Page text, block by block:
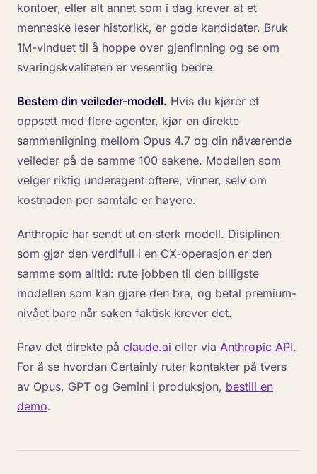
kontoer, eller alt annet som i dag krever at et
menneske leser historikk, er gode kandidater. Bruk
1M-vinduet til å hoppe over gjenfinning og se om
svaringskvaliteten er vesentlig bedre.
Bestem din veileder-modell. Hvis du kjører et
oppsett med flere agenter, kjør en direkte
sammenligning mellom Opus 4.7 og din nåværende
veileder på de samme 100 sakene. Modellen som
velger riktig underagent oftere, vinner, selv om
kostnaden per samtale er høyere.
Anthropic har sendt ut en sterk modell. Disiplinen
som gjør den verdifull i en CX-operasjon er den
samme som alltid: rute jobben til den billigste
modellen som kan gjøre den bra, og betal premium-
nivået bare når saken faktisk krever det.
Prøv det direkte på claude.ai eller via Anthropic API.
For å se hvordan Certainly ruter kontakter på tvers
av Opus, GPT og Gemini i produksjon, bestill en
demo.